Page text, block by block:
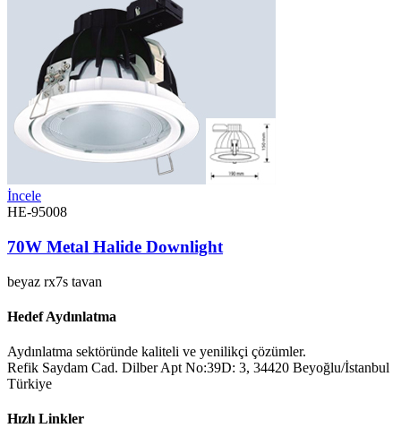
İncele
HE-95008
70W Metal Halide Downlight
beyaz rx7s tavan
Hedef Aydınlatma
Aydınlatma sektöründe kaliteli ve yenilikçi çözümler.
Refik Saydam Cad. Dilber Apt No:39D: 3, 34420 Beyoğlu/İstanbul
Türkiye
Hızlı Linkler